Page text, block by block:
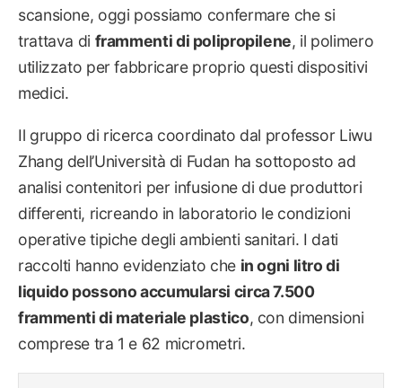
scansione, oggi possiamo confermare che si
trattava di frammenti di polipropilene, il polimero
utilizzato per fabbricare proprio questi dispositivi
medici.
Il gruppo di ricerca coordinato dal professor Liwu
Zhang dell’Università di Fudan ha sottoposto ad
analisi contenitori per infusione di due produttori
differenti, ricreando in laboratorio le condizioni
operative tipiche degli ambienti sanitari. I dati
raccolti hanno evidenziato che in ogni litro di
liquido possono accumularsi circa 7.500
frammenti di materiale plastico, con dimensioni
comprese tra 1 e 62 micrometri.